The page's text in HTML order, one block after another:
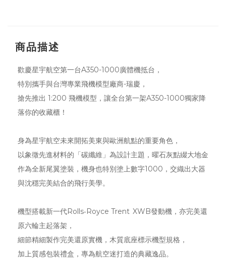
商品描述
歡慶星宇航空第一台A350-1000廣體機抵台，
特別攜手與台灣專業飛機模型廠商-瑞慶，
搶先推出 1:200 飛機模型，讓全台第一架A350-1000獨家降
落你的收藏櫃！
身為星宇航空未來開拓美東與歐洲航點的重要角色，
以象徵先進材料的「碳纖維」為設計主題，曜石灰點綴大地金
作為全新尾翼塗裝，機身也特別塗上數字1000，交織出大器
與沈穩完美結合的飛行美學。
機型搭載新一代Rolls‑Royce Trent XWB發動機，亦完美還
原六輪主起落架，
細節精細製作完美還原實機，木質底座標示機型規格，
加上質感包裝禮盒，專為航空迷打造的典藏逸品。